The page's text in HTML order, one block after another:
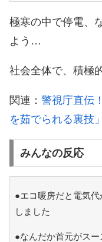
極寒の中で停電、
よう…
社会全体で、積極
関連： 警視庁直伝
を茹でられる裏技
みんなの反応
●エコ暖房だと電気
しました
●なんだか首元がス